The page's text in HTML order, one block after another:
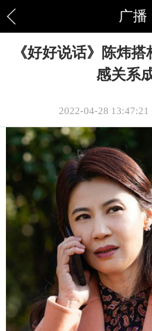
广播
《好好说话》陈炜
感关系
2022-04-28 13:47:21